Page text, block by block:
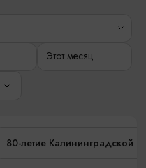
Этот месяц
80-летие Калининградской